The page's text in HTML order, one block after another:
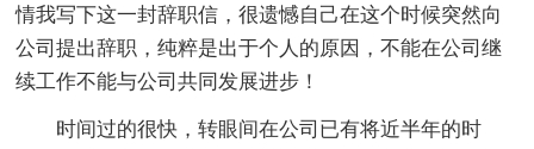
情我写下这一封辞职信，很遗憾自己在这个时候突然向
公司提出辞职，纯粹是出于个人的原因，不能在公司继
续工作不能与公司共同发展进步！
时间过的很快，转眼间在公司已有将近半年的时